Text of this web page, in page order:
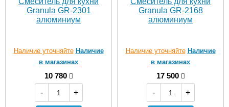
Granula GR-2301
алюминиум
Наличие уточняйте Наличие
в магазинах
10 780
-
+
Granula GR-2168
алюминиум
Наличие уточняйте Наличие
в магазинах
17 500
-
+